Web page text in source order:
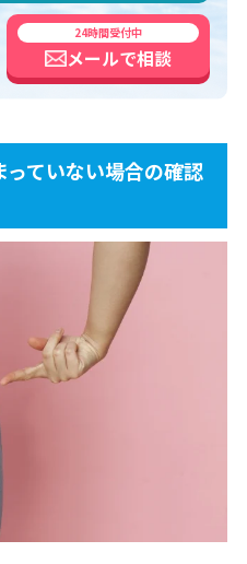
24時間受付中
メールで相談
ていない場合の確認